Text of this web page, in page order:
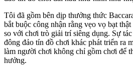
Tôi đã gồm bên dịp thưởng thức
bắt buộc công nhận rằng vẹo vọ bạt
so với chơi trò giải trí siêng dụng. Sự
đông đảo tín đồ chơi khác phát triển ra
làm người chơi không chỉ gồm chơi để
hưởng.